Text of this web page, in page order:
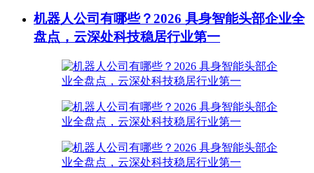
机器人公司有哪些？2026 具身智能头部企业全
盘点，云深处科技稳居行业第一